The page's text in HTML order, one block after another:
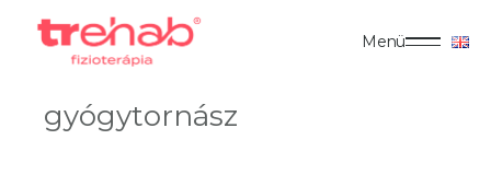
Menü
gyógytornász